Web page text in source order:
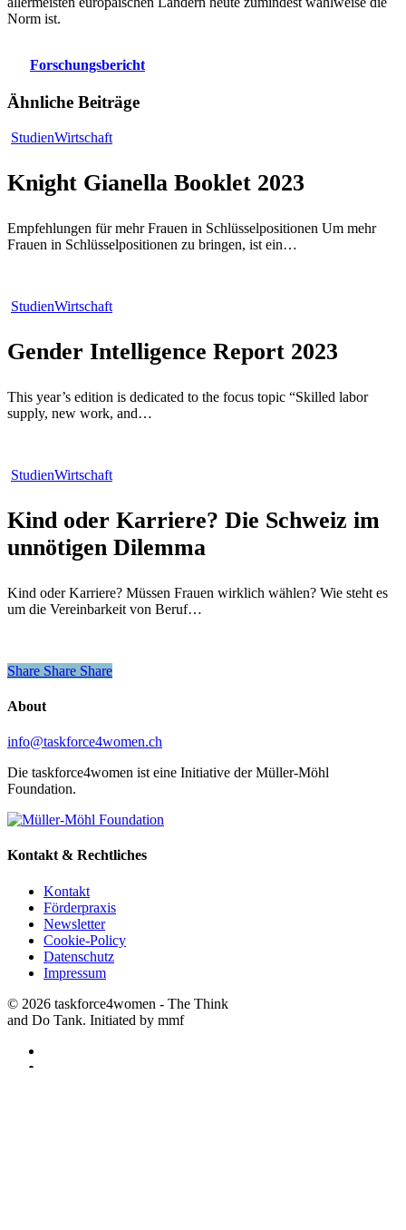
Norm ist.
Forschungsbericht
Ähnliche Beiträge
StudienWirtschaftKnight
2023
Knight Gianella Booklet 2023
Empfehlungen für mehr Frauen in Schlüsselpositionen Um mehr
Frauen in Schlüsselpositionen zu bringen, ist ein…
StudienWirtschaftGender
2023
Gender Intelligence Report 2023
This year’s edition is dedicated to the focus topic “Skilled labor
supply, new work, and…
StudienWirtschaftKind
Die
Schweiz
im
Dilemma
Kind oder Karriere? Die Schweiz im
unnötigen Dilemma
Kind oder Karriere? Müssen Frauen wirklich wählen? Wie steht es
um die Vereinbarkeit von Beruf…
Share
Share Share Share
About
info@taskforce4women.ch
Die taskforce4women ist eine Initiative der Müller-Möhl
Foundation.
Kontakt & Rechtliches
Kontakt
Förderpraxis
Newsletter
Cookie-Policy
Datenschutz
Impressum
© 2026 taskforce4women - The Think
and Do Tank. Initiated by mmf